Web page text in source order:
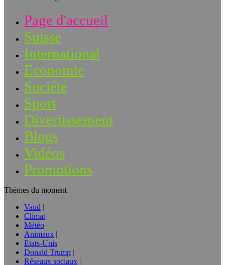
Page d'accueil
Suisse
International
Economie
Société
Sport
Divertissement
Blogs
Vidéos
Promotions
Thèmes du moment
Vaud
Climat
Météo
Animaux
Etats-Unis
Donald Trump
Réseaux sociaux